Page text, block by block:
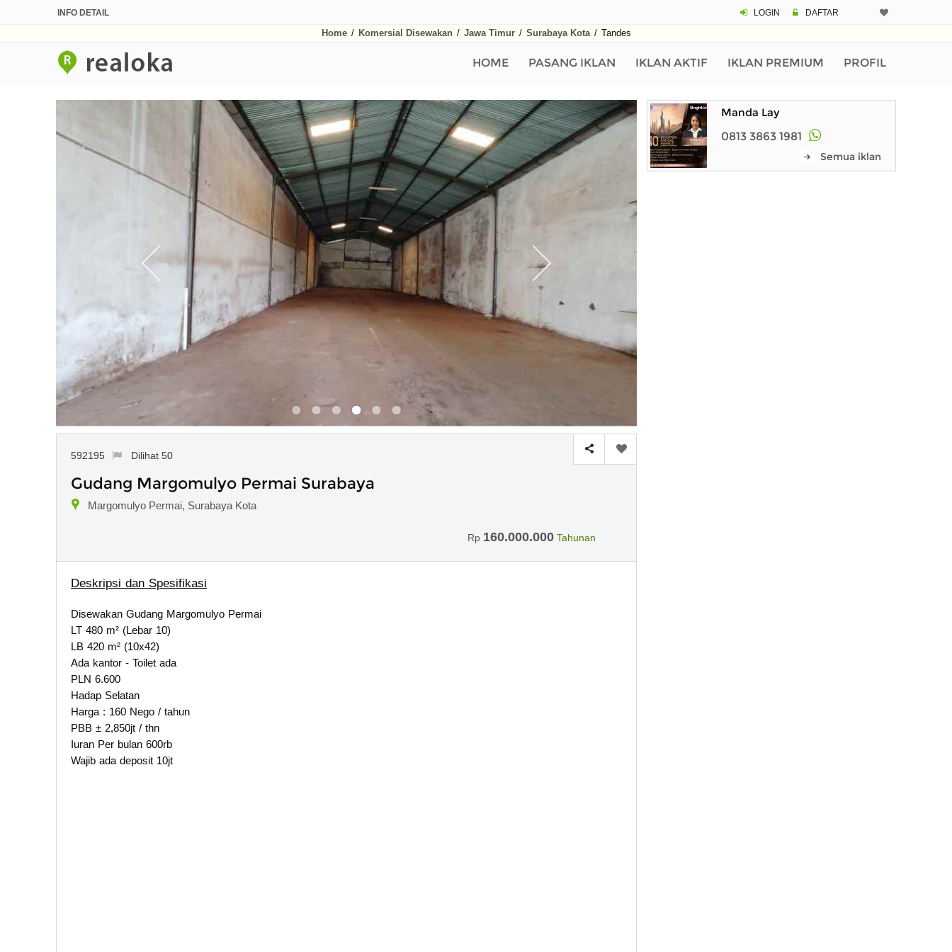
INFO DETAIL LOGIN DAFTAR
Home / Komersial Disewakan / Jawa Timur / Surabaya Kota / Tandes
HOME PASANG IKLAN IKLAN AKTIF IKLAN PREMIUM PROFIL
592195 Dilihat 50
Gudang Margomulyo Permai Surabaya
Margomulyo Permai, Surabaya Kota
Rp 160.000.000 Tahunan
Deskripsi dan Spesifikasi
Disewakan Gudang Margomulyo Permai
LT 480 m² (Lebar 10)
LB 420 m² (10x42)
Ada kantor - Toilet ada
PLN 6.600
Hadap Selatan
Harga : 160 Nego / tahun
PBB ± 2,850jt / thn
Iuran Per bulan 600rb
Wajib ada deposit 10jt
Manda Lay
0813 3863 1981
Semua iklan